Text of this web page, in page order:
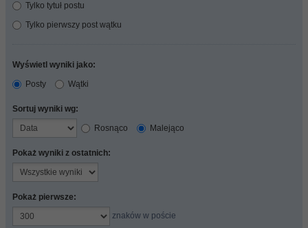
Tylko tytuł postu
Tylko pierwszy post wątku
Wyświetl wyniki jako:
Posty
Wątki
Sortuj wyniki wg:
Rosnąco
Malejąco
Pokaż wyniki z ostatnich:
Pokaż pierwsze:
znaków w poście